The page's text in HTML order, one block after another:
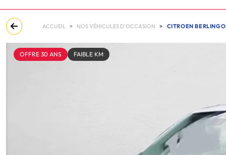
ACCUEIL NOS VÉHICULES D'OCCASION CITROEN BERLINGO
OFFRE 30 ANS FAIBLE KM